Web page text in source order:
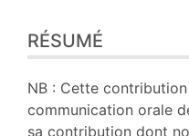
Plan
Texte
Notes
Illustrations
Citer cet article
RÉSUMÉ
NB : Cette
communication orale
sa contribution dont